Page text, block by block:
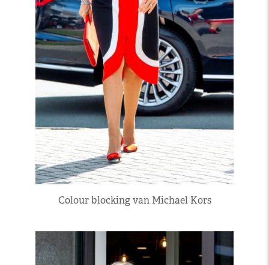
Colour blocking van Michael Kors